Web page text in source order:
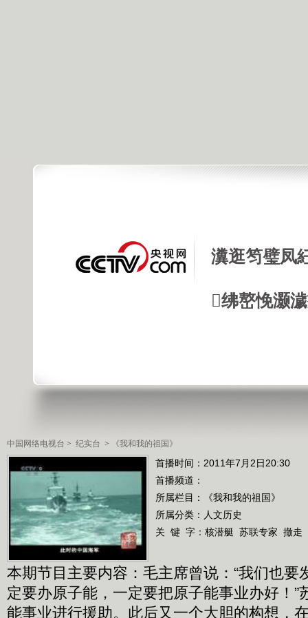
瀵逛笉璧凤
绋嶅悗灏
中国网络电视台 > 纪实台 > 《我和我的祖国》
首播时间：2011年7月2日20:30
首播频道：
所属栏目：
《我和我的祖国》
所属分类：人文历史
关 键 字： 核潜艇 苏联专家 撤走
本期节目主要内容：毛主席曾说：“我们也要
定要办原子能，一定要把原子能事业办好！”
能事业进行援助。此后又一个大胆的构想，